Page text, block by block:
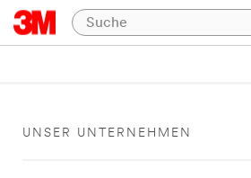
UNSER UNTERNEHMEN